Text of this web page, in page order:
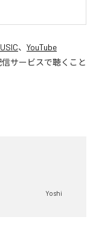
、 YouTube
サービスで聴くこと
Yoshi